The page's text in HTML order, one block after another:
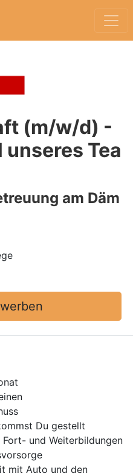
(m/w/d) -
unseres Tea
am Däm
Du gestellt
und Weiterbildungen
mit Auto und den